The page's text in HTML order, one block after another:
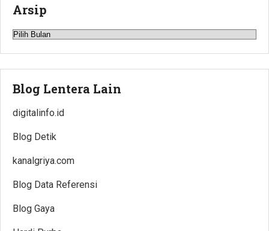
Arsip
Arsip
Blog Lentera Lain
digitalinfo.id
Blog Detik
kanalgriya.com
Blog Data Referensi
Blog Gaya